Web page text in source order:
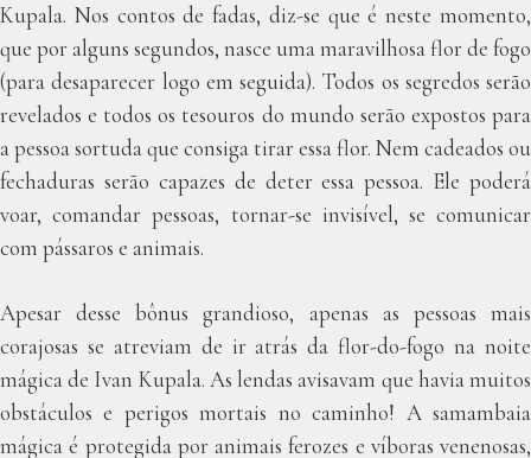
Kupala. Nos contos de fadas, diz-se que é neste momento,
que por alguns segundos, nasce uma maravilhosa flor de fogo
(para desaparecer logo em seguida). Todos os segredos serão
revelados e todos os tesouros do mundo serão expostos para
a pessoa sortuda que consiga tirar essa flor. Nem cadeados ou
fechaduras serão capazes de deter essa pessoa. Ele poderá
voar, comandar pessoas, tornar-se invisível, se comunicar
com pássaros e animais.
Apesar desse bônus grandioso, apenas as pessoas mais
corajosas se atreviam de ir atrás da flor-do-fogo na noite
mágica de Ivan Kupala. As lendas avisavam que havia muitos
obstáculos e perigos mortais no caminho! A samambaia
mágica é protegida por animais ferozes e víboras venenosas,